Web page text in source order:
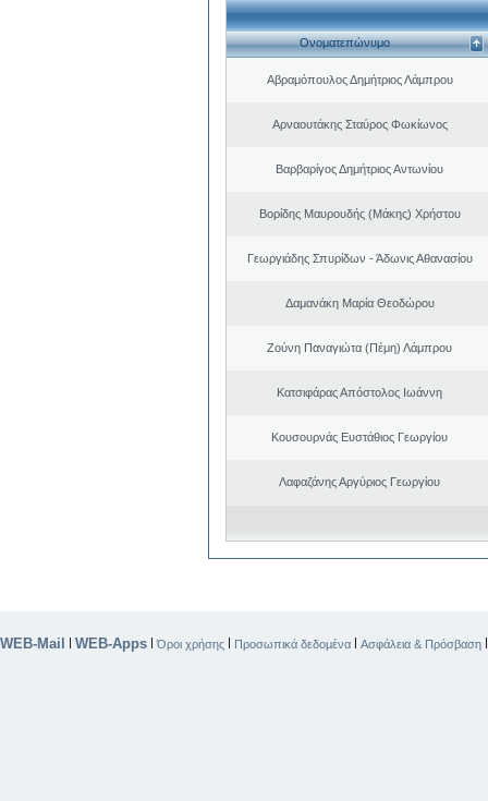
Ονοματεπώνυμο
Αβραμόπουλος Δημήτριος Λάμπρου
Αρναουτάκης Σταύρος Φωκίωνος
Βαρβαρίγος Δημήτριος Αντωνίου
Βορίδης Μαυρουδής (Μάκης) Χρήστου
Γεωργιάδης Σπυρίδων - Άδωνις Αθανασίου
Δαμανάκη Μαρία Θεοδώρου
Ζούνη Παναγιώτα (Πέμη) Λάμπρου
Κατσιφάρας Απόστολος Ιωάννη
Κουσουρνάς Ευστάθιος Γεωργίου
Λαφαζάνης Αργύριος Γεωργίου
WEB-Mail | WEB-Apps |Όροι χρήσης | Προσωπικά δεδομένα | Ασφάλεια & Πρόσβαση